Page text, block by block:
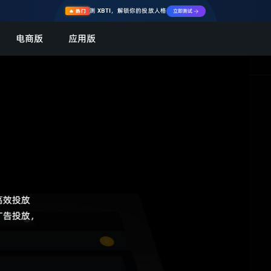
🔥 热门 测 XBTI，解锁你的投放人格 立即测试 →
电商版 应用版